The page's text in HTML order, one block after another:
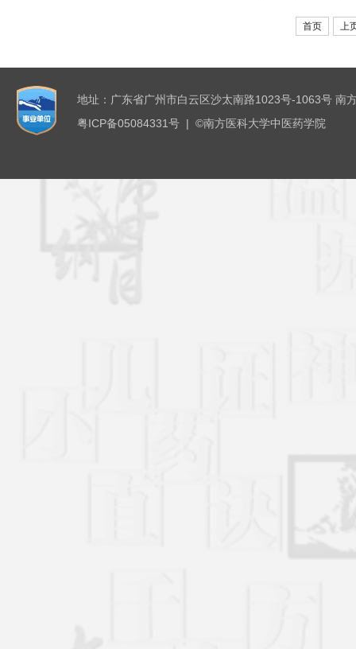
首页 上
地址：广东省广州市白云区沙太南路1023号-1063号 南
粤ICP备05084331号 | ©南方医科大学中医药学院